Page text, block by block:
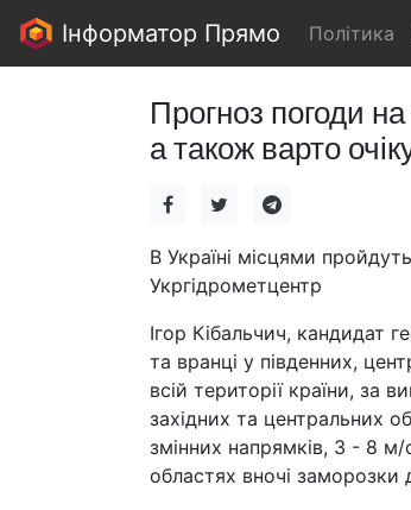
Інформатор Прямо Політика
Прогноз погоди
а також варто
В Україні місцями
Укргідрометцентр
Ігор Кібальчич, кандидат
та вранці у південних,
всій території країни, за
західних та центральних
змінних напрямків, 3 - 8 м/
областях вночі заморозки